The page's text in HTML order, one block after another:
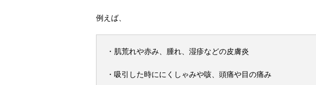
例えば、
・肌荒れや赤み、腫れ、湿疹などの皮膚炎
・吸引した時ににくしゃみや咳、頭痛や目の痛み